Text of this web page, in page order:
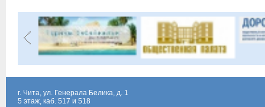
г. Чита, ул. Генерала Белика, д. 1
5 этаж, каб. 517 и 518